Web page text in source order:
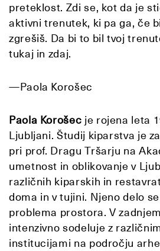
preteklost. Zdi se, kot da je
aktivni trenutek, ki pa ga, če
zgrešiš. Da bi to bil tvoj
tukaj in zdaj.
—Paola Korošec
Paola Korošec je rojena leta
Ljubljani. Študij kiparstva je
pri prof. Dragu Tršarju na
umetnost in oblikovanje v
različnih kiparskih in
doma in v tujini. Njeno delo
problema prostora. V
intenzivno sodeluje z
institucijami na področju